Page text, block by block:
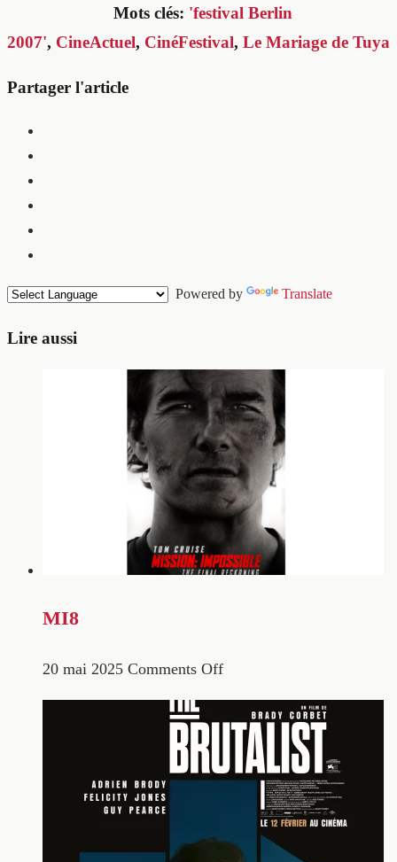
Mots clés: 'festival Berlin
2007', CineActuel, CinéFestival, Le Mariage de Tuya
Partager l'article
Powered by Translate
Lire aussi
MI8
20 mai 2025 Comments Off